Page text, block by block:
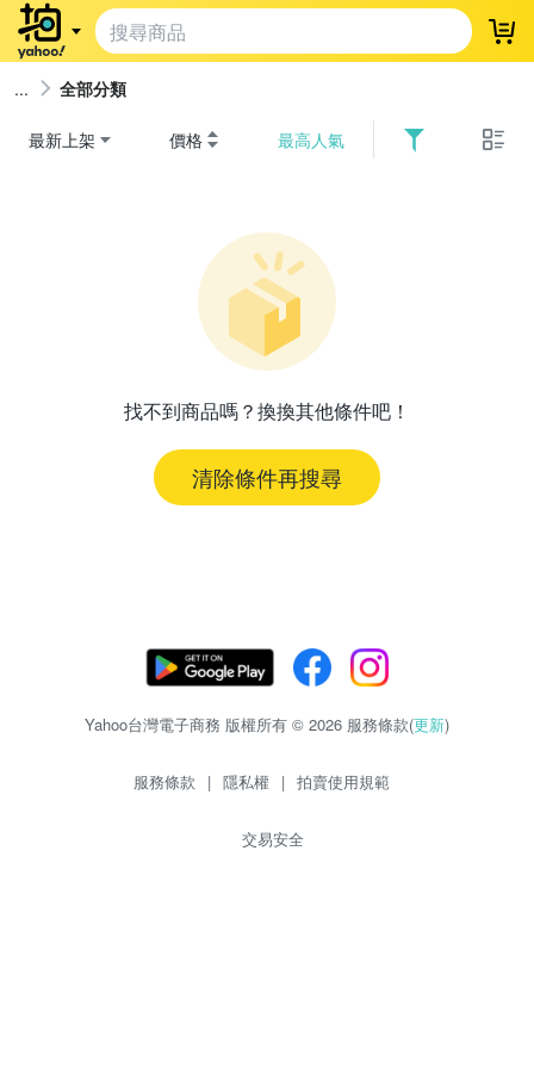
登
全部分類
最新上架 價格 最高人氣
找不到商品嗎？換換其他條件吧！
清除條件再搜尋
Yahoo台灣電子商務 版權所有 © 2026 服務條款(更新)
服務條款 | 隱私權 | 拍賣使用規範
交易安全